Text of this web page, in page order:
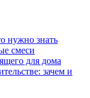
нужно знать
смеси
для дома
зачем и